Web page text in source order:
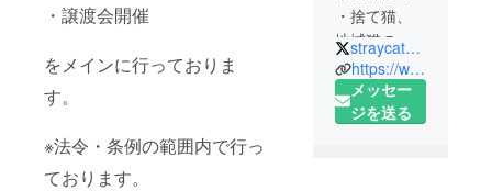
・譲渡会開催
をメインに行っておりま
す。
※法令・条例の範囲内で行っ
ております。
・捨て猫、
地域猫の
TNR活動
・負傷犬猫
の治療、保
straycat_meow25
https://www4.hp-ez.com/hp/animalvolunteer/page0
メッセー
ジを送る